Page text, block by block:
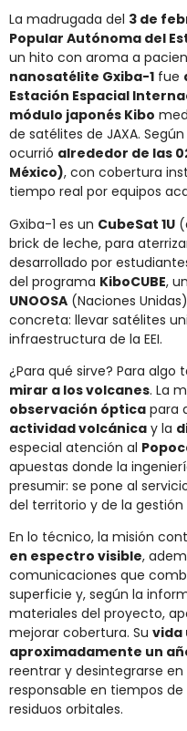
La madrugada del 3 de
Popular Autónoma del
un hito con aroma a
nanosatélite Gxiba-1 fue
Estación Espacial
módulo japonés Kibo
de satélites de JAXA.
ocurrió alrededor de las
México), con cobertura
tiempo real por equipos
Gxiba-1 es un CubeSat 1U
brick de leche, para
desarrollado por
del programa KiboCUBE,
UNOOSA (Naciones
concreta: llevar satélites
infraestructura de la EEI.
¿Para qué sirve? Para
mirar a los volcanes. La
observación óptica para
actividad volcánica y la
especial atención al
apuestas donde la
presumir: se pone al
del territorio y de la gestión
En lo técnico, la misión
en espectro visible,
comunicaciones que
superficie y, según la
materiales del proyecto,
mejorar cobertura. Su vida
aproximadamente un
reentrar y desintegrarse
responsable en tiempos
residuos orbitales.